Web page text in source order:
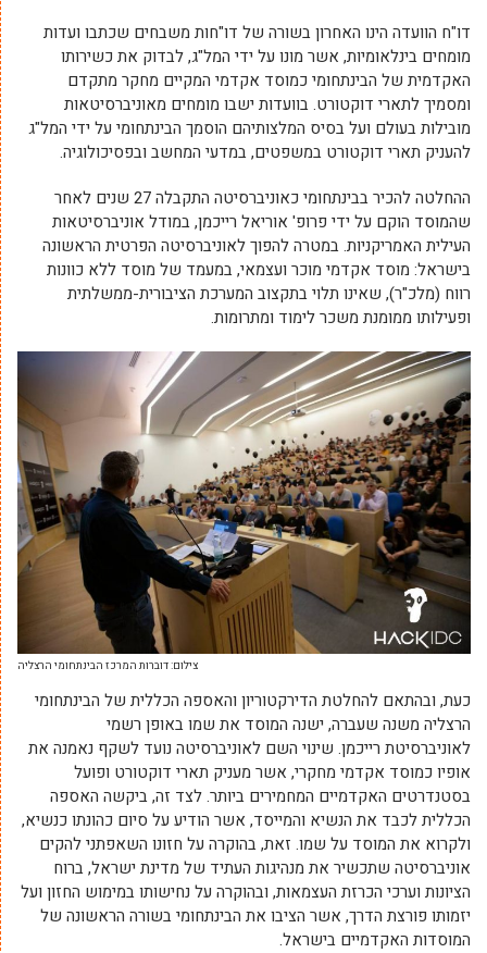
דו"ח הוועדה הינו האחרון בשורה של דו"חות משבחים שכתבו ועדות
מומחים בינלאומיות, אשר מונו על ידי המל"ג, לבדוק את כשירותו
האקדמית של הבינתחומי כמוסד אקדמי המקיים מחקר מתקדם
ומסמיך לתארי דוקטורט. בוועדות ישבו מומחים מאוניברסיטאות
מובילות בעולם ועל בסיס המלצותיהם הוסמך הבינתחומי על ידי המל"ג
להעניק תארי דוקטורט במשפטים, במדעי המחשב ובפסיכולוגיה.
ההחלטה להכיר בבינתחומי כאוניברסיטה התקבלה 27 שנים לאחר
שהמוסד הוקם על ידי פרופ' אוריאל רייכמן, במודל אוניברסיטאות
העילית האמריקניות. במטרה להפוך לאוניברסיטה הפרטית הראשונה
בישראל: מוסד אקדמי מוכר ועצמאי, במעמד של מוסד ללא כוונות
רווח (מלכ"ר), שאינו תלוי בתקצוב המערכת הציבורית-ממשלתית
ופעילותו ממומנת משכר לימוד ומתרומות.
צילום: דוברות המרכז הבינתחומי הרצליה
כעת, ובהתאם להחלטת הדירקטוריון והאספה הכללית של הבינתחומי
הרצליה משנה שעברה, ישנה המוסד את שמו באופן רשמי
לאוניברסיטת רייכמן. שינוי השם לאוניברסיטה נועד לשקף נאמנה את
אופיו כמוסד אקדמי מחקרי, אשר מעניק תארי דוקטורט ופועל
בסטנדרטים האקדמיים המחמירים ביותר. לצד זה, ביקשה האספה
הכללית לכבד את הנשיא והמייסד, אשר הודיע על סיום כהונתו כנשיא,
ולקרוא את המוסד על שמו. זאת, בהוקרה על חזונו השאפתני להקים
אוניברסיטה שתכשיר את מנהיגות העתיד של מדינת ישראל, ברוח
הציונות וערכי הכרזת העצמאות, ובהוקרה על נחישותו במימוש החזון ועל
יזמותו פורצת הדרך, אשר הציבו את הבינתחומי בשורה הראשונה של
המוסדות האקדמיים בישראל.